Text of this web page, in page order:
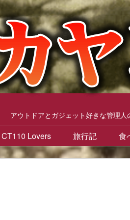
アウトドアとガジェット好きな管理
CT110 Lovers 旅行記 食